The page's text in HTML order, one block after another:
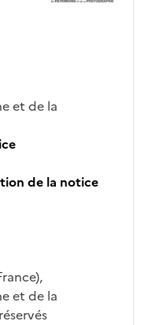
et de la
de la notice
et de la